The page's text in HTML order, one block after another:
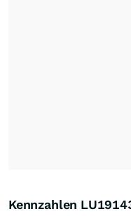
Kennzahlen